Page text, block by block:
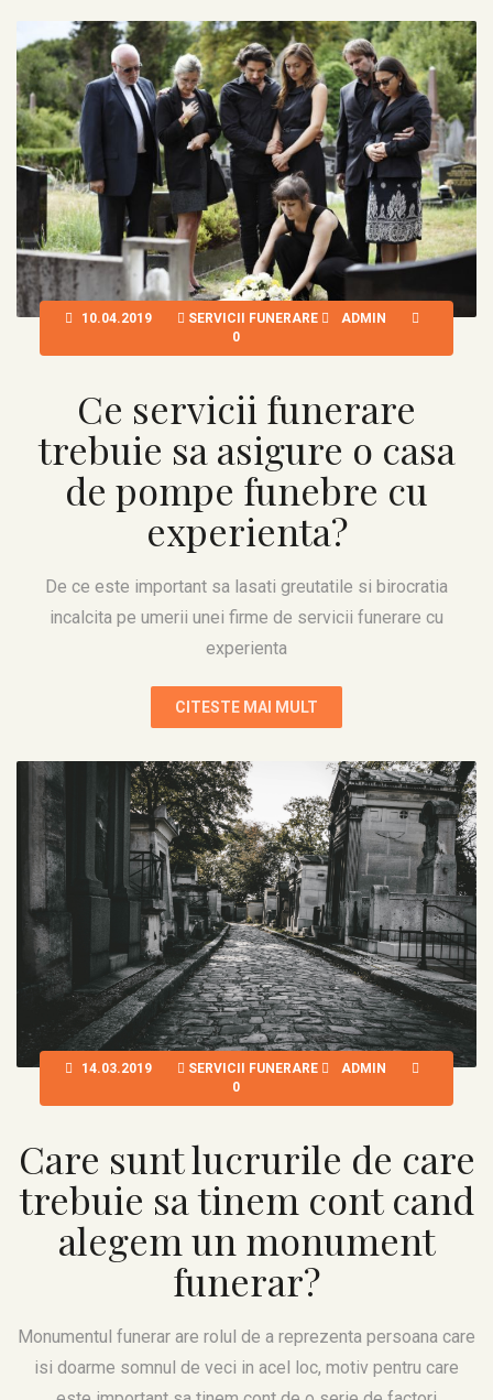
10.04.2019 SERVICII FUNERARE
ADMIN
0
Ce servicii funerare
trebuie sa asigure o casa
de pompe funebre cu
experienta?
De ce este important sa lasati greutatile si birocratia
incalcita pe umerii unei firme de servicii funerare cu
experienta
CITESTE MAI MULT
14.03.2019 SERVICII FUNERARE
ADMIN
0
Care sunt lucrurile de care
trebuie sa tinem cont cand
alegem un monument
funerar?
Monumentul funerar are rolul de a reprezenta persoana care
isi doarme somnul de veci in acel loc, motiv pentru care